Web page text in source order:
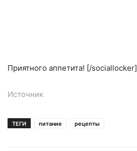
Приятного аппетита! [/sociallocker]
Источник
ТЕГИ питание рецепты